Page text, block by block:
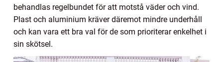
behandlas regelbundet för att motstå väder och vind.
Plast och aluminium kräver däremot mindre underhåll
och kan vara ett bra val för de som prioriterar enkelhet i
sin skötsel.